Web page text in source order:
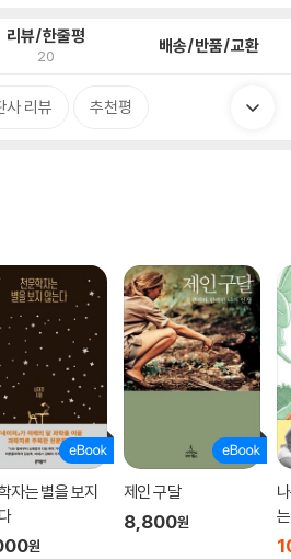
리뷰/한줄평
20 배송/반품/교환
사 리뷰 추천평
자는 별을 보지
원
제인 구달
8,800원